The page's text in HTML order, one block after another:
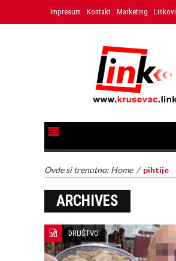
Impresum Kontakt Marketing Linkovi
Ovde si trenutno: Home / pihtije
ARCHIVES
DRUŠTVO